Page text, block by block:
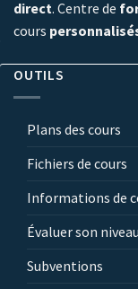
direct. Centre de
cours
OUTILS
Plans des cours
Fichiers de cours
Informations de
Évaluer son
Subventions